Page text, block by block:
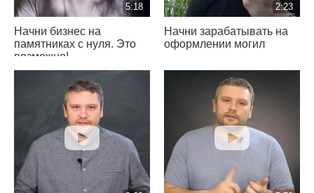
5:18
Начни бизнес на
памятниках с нуля. Это
возможно!
2:23
Начни зарабатывать на
оформлении могил